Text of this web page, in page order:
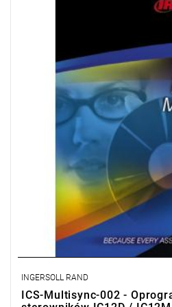
wielowrzecionowymi składającymi
monitorowanie oraz archiwizację
Licencja na 2 stanowiska.
INGERSOLL RAND
ICS-Multisync-002 -